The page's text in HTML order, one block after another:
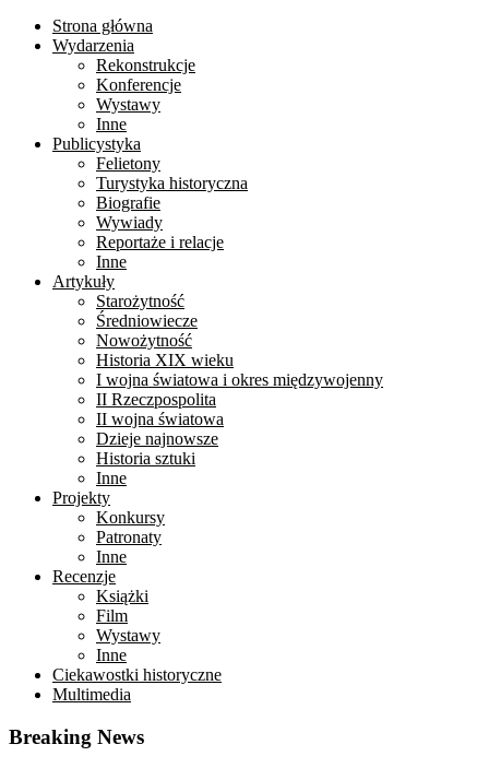
Strona główna
Wydarzenia
Rekonstrukcje
Konferencje
Wystawy
Inne
Publicystyka
Felietony
Turystyka historyczna
Biografie
Wywiady
Reportaże i relacje
Inne
Artykuły
Starożytność
Średniowiecze
Nowożytność
Historia XIX wieku
I wojna światowa i okres międzywojenny
II Rzeczpospolita
II wojna światowa
Dzieje najnowsze
Historia sztuki
Inne
Projekty
Konkursy
Patronaty
Inne
Recenzje
Książki
Film
Wystawy
Inne
Ciekawostki historyczne
Multimedia
Breaking News